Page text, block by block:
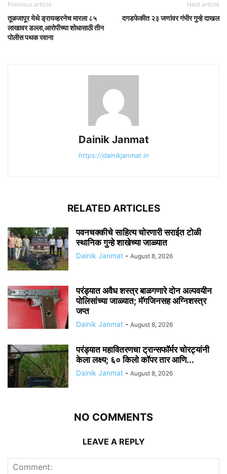
Previous article
तूळजापूर येथे ड्रायव्हरनेच मारला ८५
लाखावर डल्ला,आरोपीच्या शोधासाठी तीन
पोलीस पथक रवाना
Next article
दगडफेकीत २३ जणांवर गंभीर गुन्हे दाखल
Dainik Janmat
https://dainikjanmat.in
RELATED ARTICLES
पवनचक्कीचे साहित्य चोरणारी सराईत टोळी
स्थानिक गुन्हे शाखेच्या जाळ्यात
Dainik Janmat - August 8, 2026
परंड्यात अवैध शस्त्र बाळगणारे दोन अल्पवयीन
पोलिसांच्या जाळ्यात; मॅगजिनसह अग्निशस्त्र
जप्त
Dainik Janmat - August 8, 2026
परंड्यात महावितरणचा ट्रान्सफॉर्मर चोरट्यांनी
केला लक्ष्य; ६० किलो कॉपर तार आणि...
Dainik Janmat - August 8, 2026
NO COMMENTS
LEAVE A REPLY